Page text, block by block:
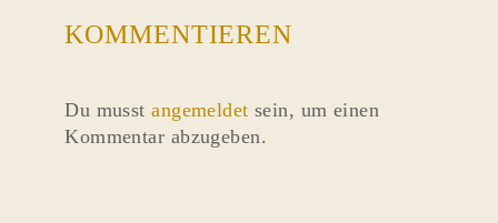
KOMMENTIEREN
Du musstangemeldet sein, um einen
Kommentar abzugeben.